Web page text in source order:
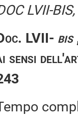
LVII-
LVII- bis
sensi